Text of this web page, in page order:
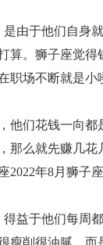
由于他们自身
算。狮子座觉
职场不断就是小
他们花钱一向
那么就先赚几
年8月狮子
益于他们每周
瘦削很油腻。